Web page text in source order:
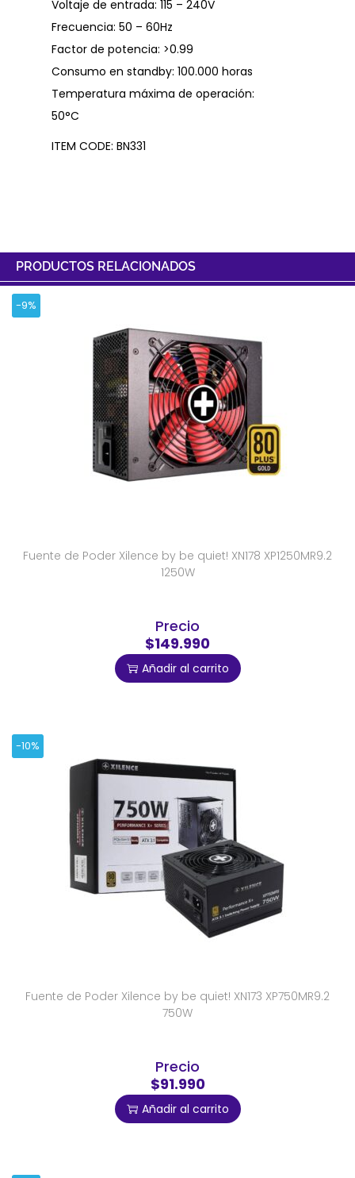
Voltaje de entrada: 115 – 240V
Frecuencia: 50 – 60Hz
Factor de potencia: >0.99
Consumo en standby: 100.000 horas
Temperatura máxima de operación:
50°C
ITEM CODE: BN331
PRODUCTOS RELACIONADOS
-9%
Fuente de Poder Xilence by be quiet! XN178 XP1250MR9.2
1250W
Precio
$149.990
Añadir al carrito
-10%
Fuente de Poder Xilence by be quiet! XN173 XP750MR9.2
750W
Precio
$91.990
Añadir al carrito